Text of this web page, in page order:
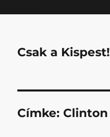
Csak a Kispest!
Címke: Clinton